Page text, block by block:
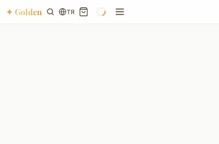
✦ Golden TR